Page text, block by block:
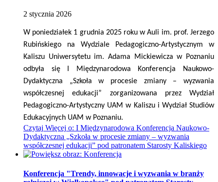
2 stycznia 2026
W poniedziałek 1 grudnia 2025 roku w Auli im. prof. Jerzego
Rubińskiego na Wydziale Pedagogiczno-Artystycznym w
Kaliszu Uniwersytetu im. Adama Mickiewicza w Poznaniu
odbyła się I Międzynarodowa Konferencja Naukowo-
Dydaktyczna „Szkoła w procesie zmiany – wyzwania
współczesnej edukacji” zorganizowana przez Wydział
Pedagogiczno-Artystyczny UAM w Kaliszu i Wydział Studiów
Edukacyjnych UAM w Poznaniu.
Czytaj Więcej o: I Międzynarodowa Konferencja Naukowo-
Dydaktyczna „Szkoła w procesie zmiany – wyzwania
współczesnej edukacji” pod patronatem Starosty Kaliskiego
Konferencja "Trendy, innowacje i wyzwania w branży